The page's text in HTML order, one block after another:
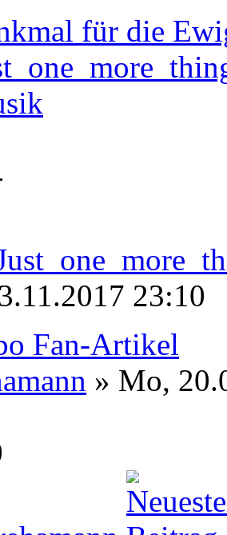
für die
23:10
Fan-Artikel
» Mo,